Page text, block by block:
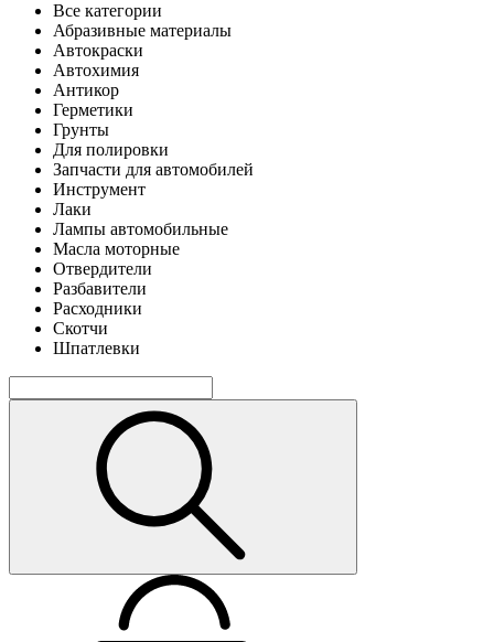
Все категории
Абразивные материалы
Автокраски
Автохимия
Антикор
Герметики
Грунты
Для полировки
Запчасти для автомобилей
Инструмент
Лаки
Лампы автомобильные
Масла моторные
Отвердители
Разбавители
Расходники
Скотчи
Шпатлевки